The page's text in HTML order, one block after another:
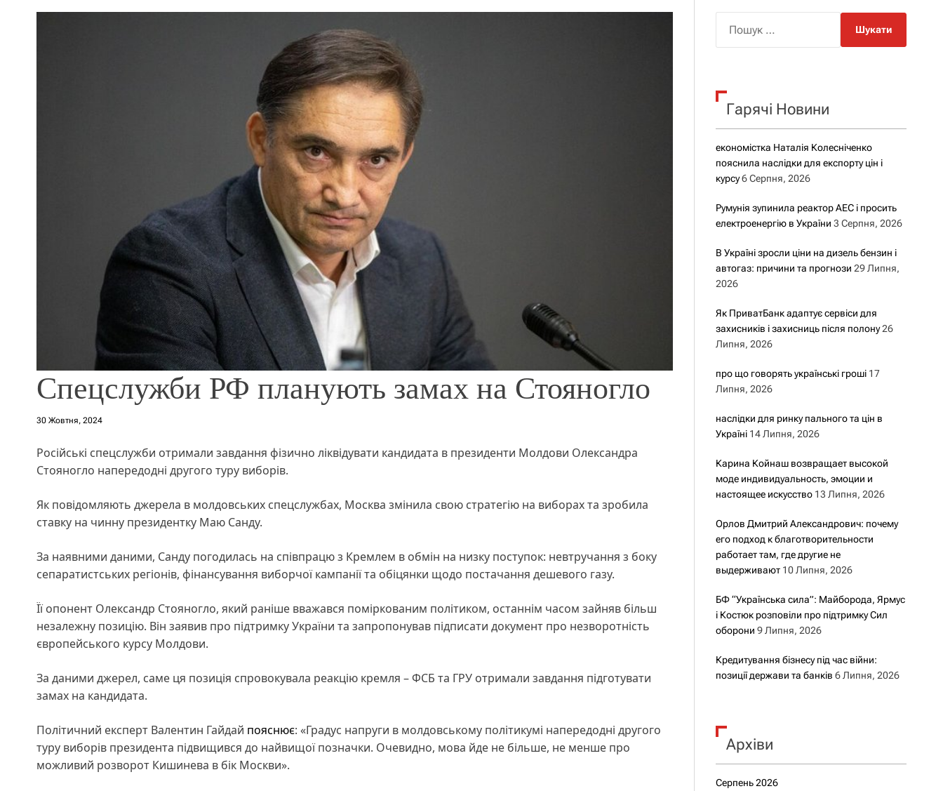
р
о
у
Спецслужби РФ планують замах на Стояногло
30 Жовтня, 2024
Російські спецслужби отримали завдання фізично ліквідувати кандидата в президенти Молдови Олександра
Стояногло напередодні другого туру виборів.
Як повідомляють джерела в молдовських спецслужбах, Москва змінила свою стратегію на виборах та зробила
ставку на чинну президентку Маю Санду.
За наявними даними, Санду погодилась на співпрацю з Кремлем в обмін на низку поступок: невтручання з боку
сепаратистських регіонів, фінансування виборчої кампанії та обіцянки щодо постачання дешевого газу.
Її опонент Олександр Стояногло, який раніше вважався поміркованим політиком, останнім часом зайняв більш
незалежну позицію. Він заявив про підтримку України та запропонував підписати документ про незворотність
європейського курсу Молдови.
За даними джерел, саме ця позиція спровокувала реакцію кремля – ФСБ та ГРУ отримали завдання підготувати
замах на кандидата.
Політичний експерт Валентин Гайдай пояснює: «Градус напруги в молдовському політикумі напередодні другого
туру виборів президента підвищився до найвищої позначки. Очевидно, мова йде не більше, не менше про
можливий розворот Кишинева в бік Москви».
к
Гарячі Новини
економістка Наталія Колесніченко
пояснила наслідки для експорту цін і
курсу 6 Серпня, 2026
Румунія зупинила реактор АЕС і просить
електроенергію в України 3 Серпня, 2026
В Україні зросли ціни на дизель бензин і
автогаз: причини та прогнози 29 Липня,
2026
Як ПриватБанк адаптує сервіси для
захисників і захисниць після полону 26
Липня, 2026
про що говорять українські гроші 17
Липня, 2026
наслідки для ринку пального та цін в
Україні 14 Липня, 2026
Карина Койнаш возвращает высокой
моде индивидуальность, эмоции и
настоящее искусство 13 Липня, 2026
Орлов Дмитрий Александрович: почему
его подход к благотворительности
работает там, где другие не
выдерживают 10 Липня, 2026
БФ “Українська сила”: Майборода, Ярмус
і Костюк розповіли про підтримку Сил
оборони 9 Липня, 2026
Кредитування бізнесу під час війни:
позиції держави та банків 6 Липня, 2026
Архіви
Серпень 2026